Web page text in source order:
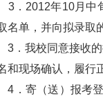
2012年10月中旬
名单，并向拟录取
我校同意接收的
和现场确认，履行
寄（送）报考登